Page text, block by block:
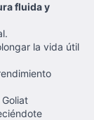
fluida y
la vida útil